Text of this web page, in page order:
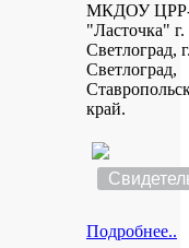
МКДОУ
"Ласточка" г.
Светлоград,
Светлоград,
край.
Подробнее..